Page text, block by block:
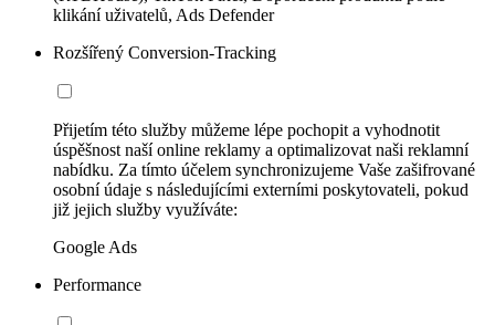
klikání uživatelů, Ads Defender
Rozšířený Conversion-Tracking
Přijetím této služby můžeme lépe pochopit a vyhodnotit
úspěšnost naší online reklamy a optimalizovat naši reklamní
nabídku. Za tímto účelem synchronizujeme Vaše zašifrované
osobní údaje s následujícími externími poskytovateli, pokud
již jejich služby využíváte:
Google Ads
Performance